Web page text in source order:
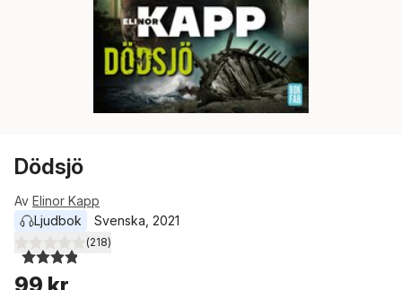
Dödsjö
Av Elinor Kapp
Ljudbok
Svenska 2021
3,9utav 5 stjärnor. Totalt antal röster:
(218)